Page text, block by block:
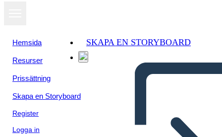
Hemsida
Resurser
Prissättning
Skapa en Storyboard
Register
Logga in
SKAPA EN STORYBOARD